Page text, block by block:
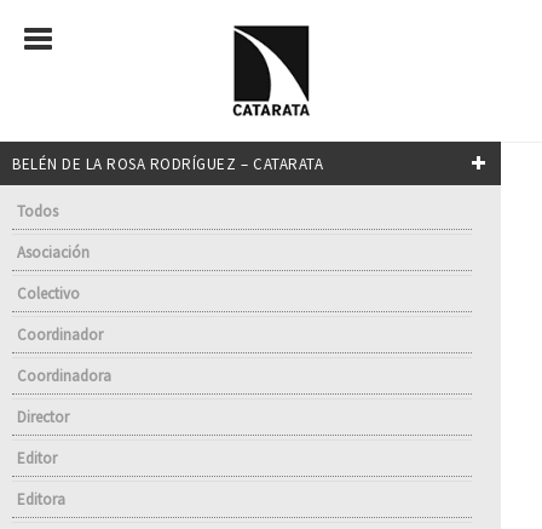
BELÉN DE LA ROSA RODRÍGUEZ – CATARATA
Todos
Asociación
Colectivo
Coordinador
Coordinadora
Director
Editor
Editora